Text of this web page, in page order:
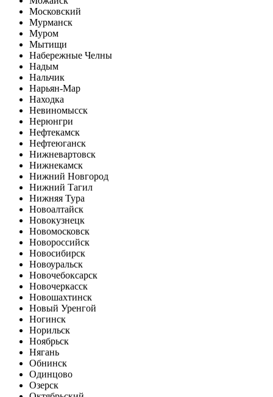
Московский
Мурманск
Муром
Мытищи
Набережные Челны
Надым
Нальчик
Нарьян-Мар
Находка
Невиномысск
Нерюнгри
Нефтекамск
Нефтеюганск
Нижневартовск
Нижнекамск
Нижний Новгород
Нижний Тагил
Нижняя Тура
Новоалтайск
Новокузнецк
Новомосковск
Новороссийск
Новосибирск
Новоуральск
Новочебоксарск
Новочеркасск
Новошахтинск
Новый Уренгой
Ногинск
Норильск
Ноябрьск
Нягань
Обнинск
Одинцово
Озерск